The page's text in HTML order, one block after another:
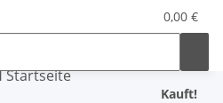
0,00 €
Kauft!